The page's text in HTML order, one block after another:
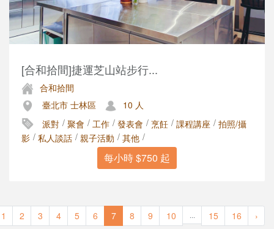
[合和拾間]捷運芝山站步行...
合和拾間
臺北市 士林區
10 人
派對 / 聚會 / 工作 / 發表會 / 烹飪 / 課程講座 / 拍照/攝
影 / 私人談話 / 親子活動 / 其他 /
每小時 $750 起
1 2 3 4 5 6 7 8 9 10 ... 15 16 ›